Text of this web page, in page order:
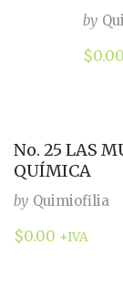
by
$0.00
No. 25 LAS
QUÍMICA
by Quimiofilia
$0.00 +IVA